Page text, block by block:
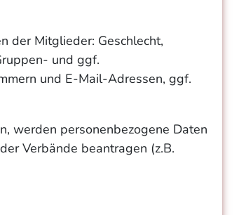
der Mitglieder: Geschlecht,
und ggf.
und E-Mail-Adressen, ggf.
werden personenbezogene Daten
Verbände beantragen (z.B.